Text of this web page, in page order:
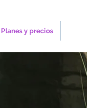
Planes y precios